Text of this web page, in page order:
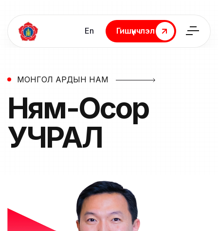
En
Гишүүнчлэл
Гишүүнчлэл
МОНГОЛ АРДЫН НАМ
Ням-Осор
УЧРАЛ